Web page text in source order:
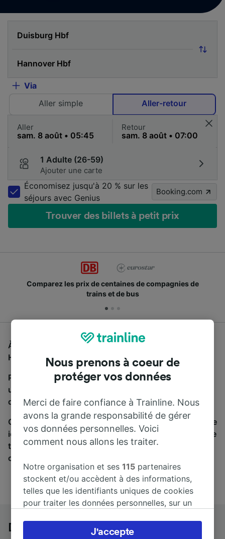
Via
Aller simple
Aller-retour
Aller Retour
1 Adulte (26-59)
Ajouter une carte
Économisez jusqu'à 20 % sur les
séjours avec Genius
Booking.com
Trouver des billets à petit prix
Comparez les prix de centaines de compagnies de
trains et de bus
À la recherche d'un bus de Duisburg Hbf à Hannover
Hbf, vous êtes au bon endroit.
Pour trouver des billets de bus, lancez simplement
une recherche ci-dessus. Nous comparons les temps
de trajets et les prix des voyages, en train et en bus.
Qu’importe votre destination, votre voyage commence
ici. Nous collaborons avec plus de 170 compagnies de
train et de bus. Consultez et achetez vos billets sur
cette page.
Duisburg Hbf à Hannover Hbf en bus
Nous prenons à coeur de
protéger vos données
Merci de faire confiance à Trainline. Nous
avons la grande responsabilité de gérer
vos données personnelles. Voici
comment nous allons les traiter.
Notre organisation et ses115 partenaires
stockent et/ou accèdent à des informations,
telles que les identifiants uniques de cookies
pour traiter les données personnelles, sur un
préférences, notamment en exerçant votre
J'accepte